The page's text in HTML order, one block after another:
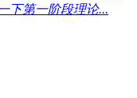
下第一阶段理论...